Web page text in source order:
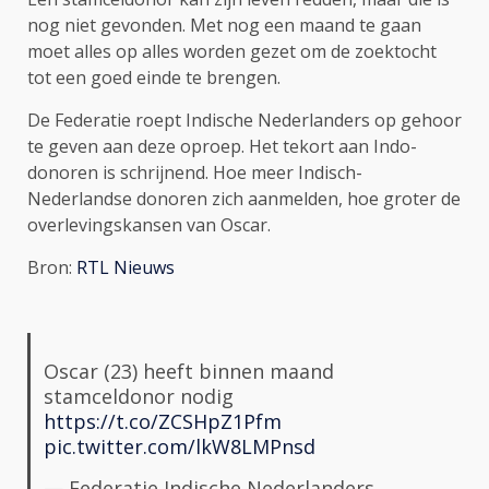
nog niet gevonden. Met nog een maand te gaan
moet alles op alles worden gezet om de zoektocht
tot een goed einde te brengen.
De Federatie roept Indische Nederlanders op gehoor
te geven aan deze oproep. Het tekort aan Indo-
donoren is schrijnend. Hoe meer Indisch-
Nederlandse donoren zich aanmelden, hoe groter de
overlevingskansen van Oscar.
Bron: RTL Nieuws
Oscar (23) heeft binnen maand
stamceldonor nodig
https://t.co/ZCSHpZ1Pfm
pic.twitter.com/lkW8LMPnsd